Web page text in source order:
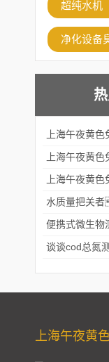
超纯水机
净化设备
上海午夜黄